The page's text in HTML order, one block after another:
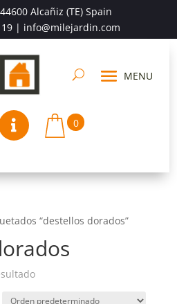
Alcañiz (TE) Spain
| info@milejardin.com
 0
“destellos dorados”